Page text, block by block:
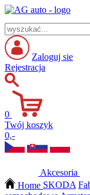
Zaloguj sie
Rejestracja
0
Twój koszyk
0,-
Akcesoria
Home SKODA